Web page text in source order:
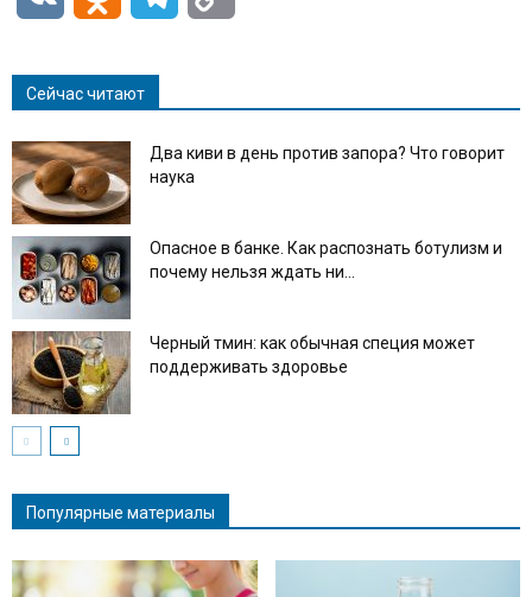
Сейчас читают
Два киви в день против запора? Что говорит
наука
Опасное в банке. Как распознать ботулизм и
почему нельзя ждать ни...
Черный тмин: как обычная специя может
поддерживать здоровье
Популярные материалы